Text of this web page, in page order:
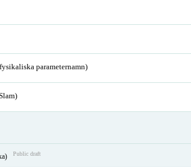
parameternamn)
Public draft